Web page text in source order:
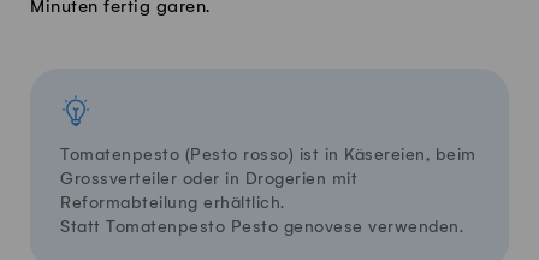
Minuten fertig garen.
Tomatenpesto (Pesto rosso) ist in Käsereien, beim
Grossverteiler oder in Drogerien mit
Reformabteilung erhältlich.
Statt Tomatenpesto Pesto genovese verwenden.